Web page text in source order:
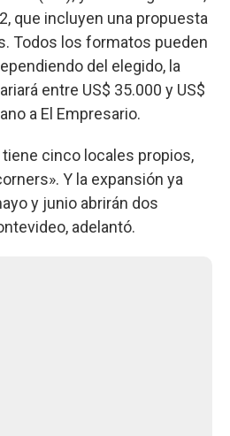
que incluyen una propuesta
Todos los formatos pueden
del elegido, la
entre US$ 35.000 y US$
a El Empresario.
cinco locales propios,
Y la expansión ya
y junio abrirán dos
adelantó.